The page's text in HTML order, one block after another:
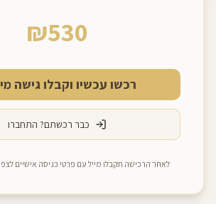
₪530
רכשו עכשיו וקבלו גישה
כבר רכשתם? התחברו
לאחר הרכישה תקבלו מייל עם פרטי כניסה אישיים